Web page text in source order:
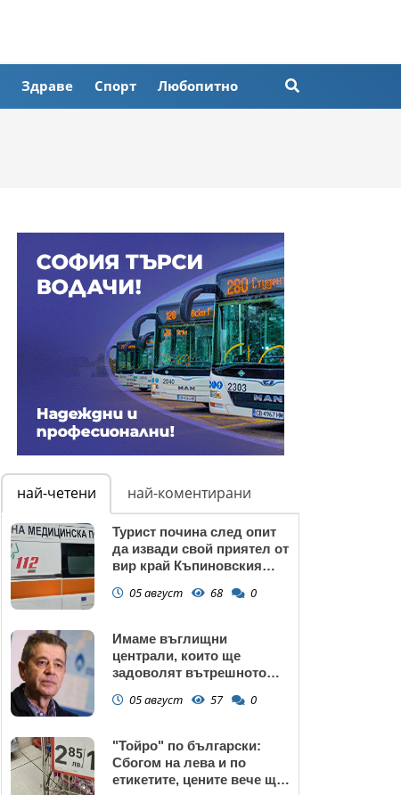
Здраве Спорт Любопитно
най-четени най-коментирани
Турист почина след опит
да извади свой приятел от
вир край Къпиновския
05 август 68 0
Имаме въглищни
централи, които ще
задоволят вътрешното
05 август 57 0
"Тойро" по български:
Сбогом на лева и по
етикетите, цените вече ще